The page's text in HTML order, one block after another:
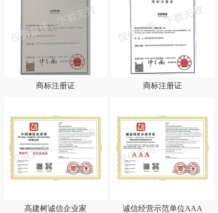
商标注册证 商标注册证
高建树诚信企业家 诚信经营示范单位AAA